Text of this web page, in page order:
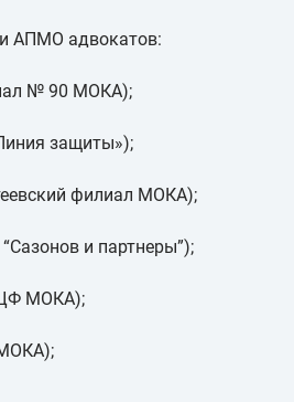
АПМО адвокатов:
№ 90 МОКА);
защиты»);
филиал МОКА);
и партнеры”);
МОКА);